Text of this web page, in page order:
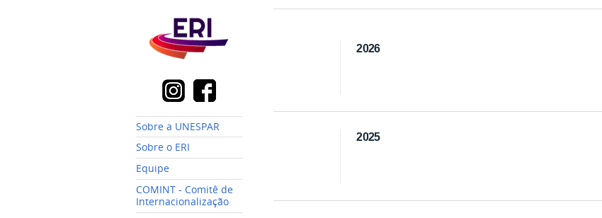
Sobre a UNESPAR
Sobre o ERI
Equipe
COMINT - Comitê de
Internacionalização
2026
2025